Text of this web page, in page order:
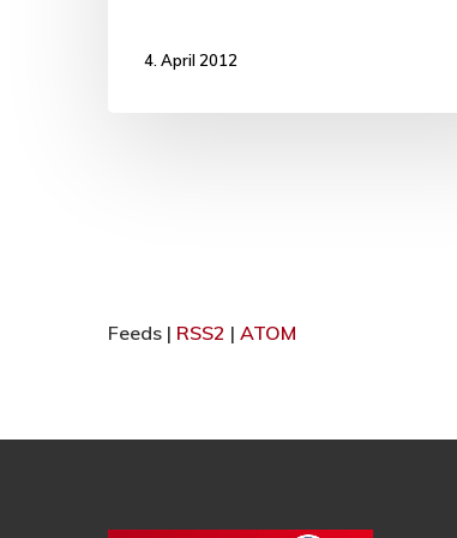
4. April 2012
Feeds | RSS2 | ATOM